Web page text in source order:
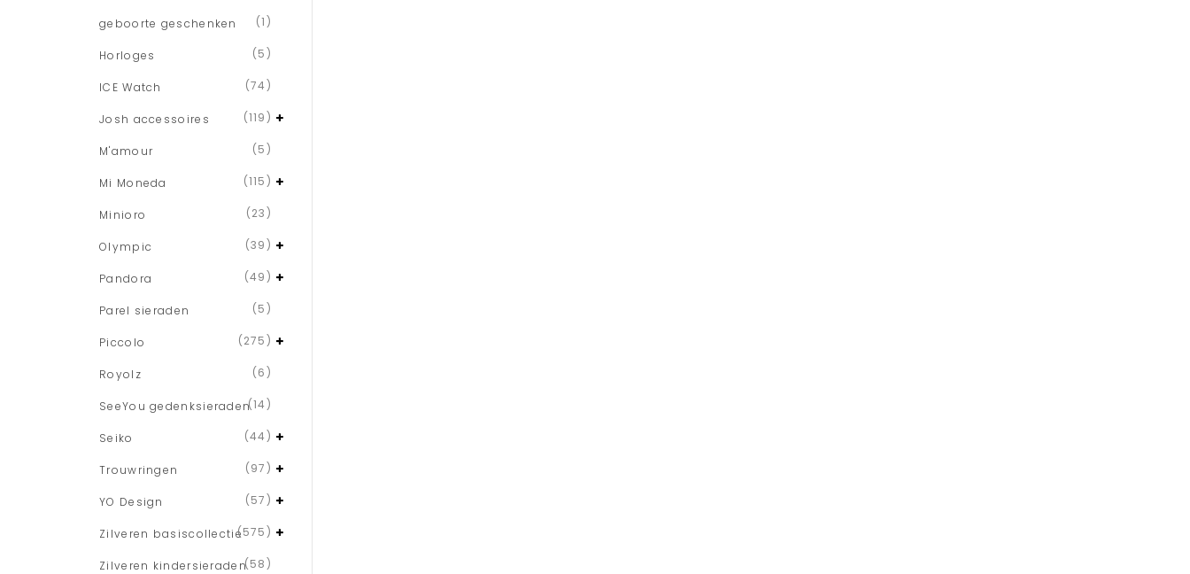
geboorte geschenken (1)
Horloges (5)
ICE Watch (74)
Josh accessoires (119)
M'amour (5)
Mi Moneda (115)
Minioro (23)
Olympic (39)
Pandora (49)
Parel sieraden (5)
Piccolo (275)
Royolz (6)
SeeYou gedenksieraden(14)
Seiko (44)
Trouwringen (97)
YO Design (57)
Zilveren basiscollectie(575)
Zilveren kindersieraden(58)